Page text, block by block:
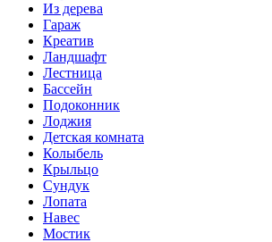
Из дерева
Гараж
Креатив
Ландшафт
Лестница
Бассейн
Подоконник
Лоджия
Детская комната
Колыбель
Крыльцо
Сундук
Лопата
Навес
Мостик